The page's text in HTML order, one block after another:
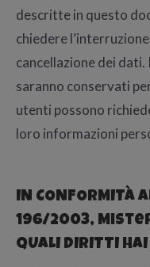
descritte in questo
chiedere
cancellazione dei
saranno conservati
utenti possono
loro informazioni
IN CONFORMITÀ
196/2003,
QUALI DIRITTI